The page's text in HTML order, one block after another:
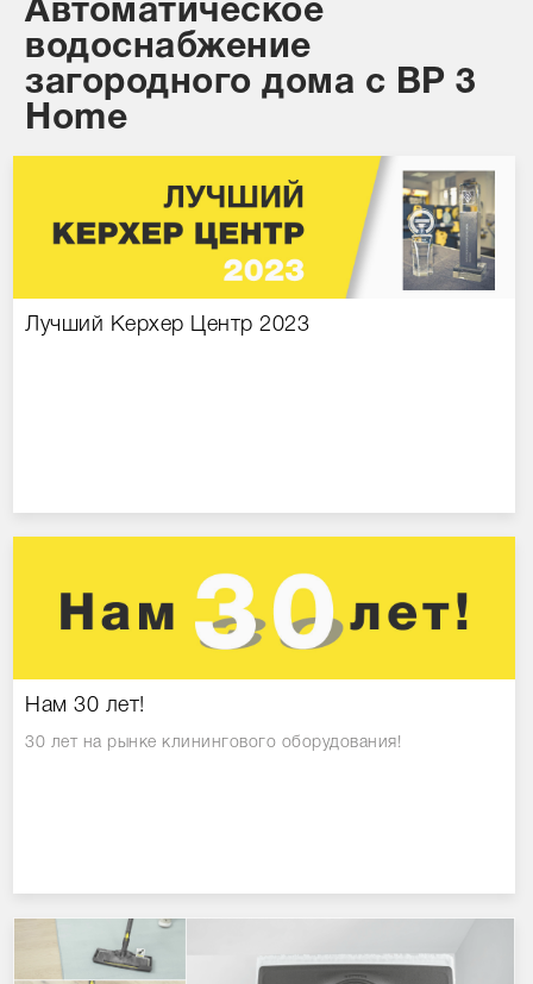
Автоматическое
водоснабжение
загородного дома с BP 3
Home
Лучший Керхер Центр 2023
Нам 30 лет!
30 лет на рынке клинингового оборудования!
Сравнение товаров